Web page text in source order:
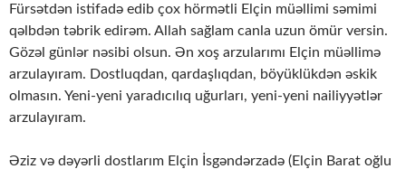
Fürsətdən istifadə edib çox hörmətli Elçin müəllimi səmimi
qəlbdən təbrik edirəm. Allah sağlam canla uzun ömür versin.
Gözəl günlər nəsibi olsun. Ən xoş arzularımı Elçin müəllimə
arzulayıram. Dostluqdan, qardaşlıqdan, böyüklükdən əskik
olmasın. Yeni-yeni yaradıcılıq uğurları, yeni-yeni nailiyyətlər
arzulayıram.
Əziz və dəyərli dostlarım Elçin İsgəndərzadə (Elçin Barat oğlu